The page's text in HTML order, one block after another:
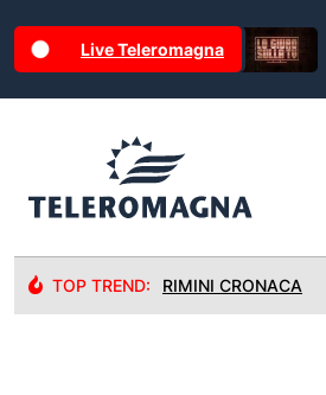
Live Teleromagna
TOP TREND: RIMINI CRONACA